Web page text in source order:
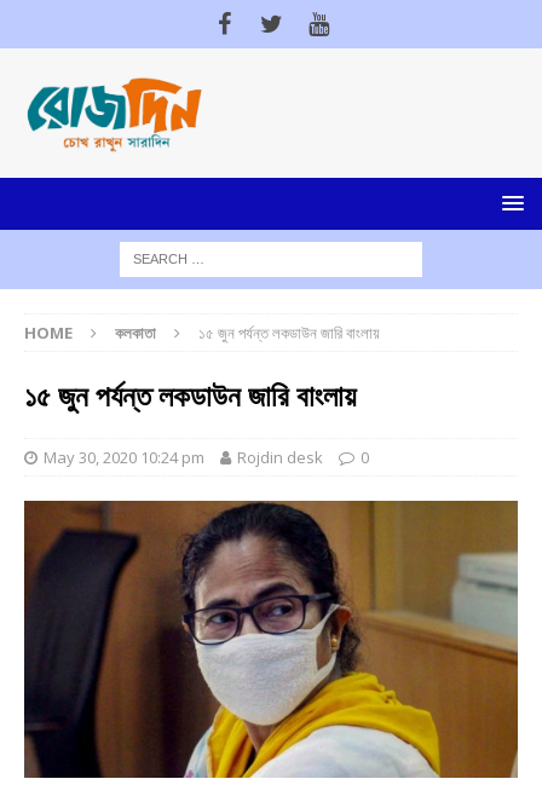
HOME কলকাতা ১৫ জুন পর্যন্ত লকডাউন জারি বাংলায়
১৫ জুন পর্যন্ত লকডাউন জারি বাংলায়
May 30, 2020 10:24 pm Rojdin desk 0